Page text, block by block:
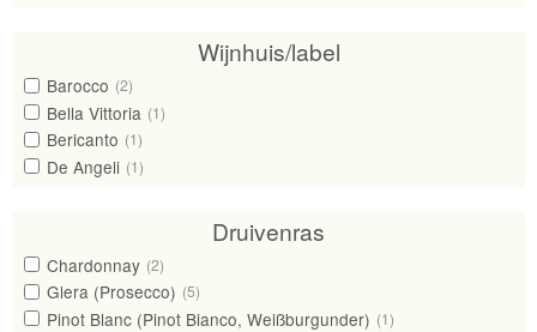
Wijnhuis/label
Barocco (2)
Bella Vittoria (1)
Bericanto (1)
De Angeli (1)
Druivenras
Chardonnay (2)
Glera (Prosecco) (5)
Pinot Blanc (Pinot Bianco, Weißburgunder) (1)